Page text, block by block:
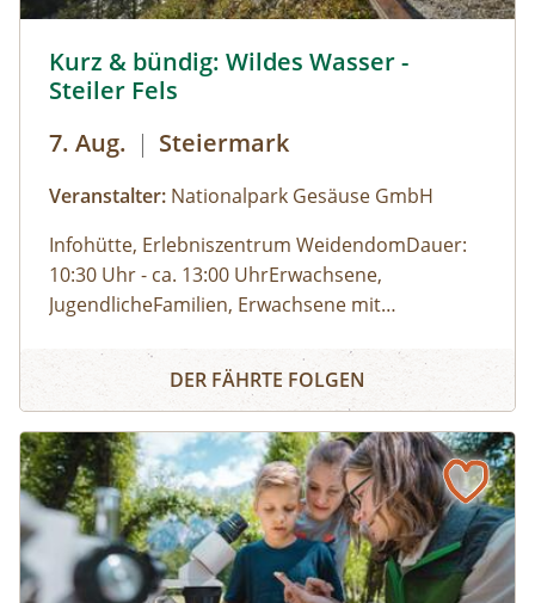
Kurz & bündig: Wildes Wasser -
Steiler Fels
7. Aug. | Steiermark
Veranstalter: Nationalpark Gesäuse GmbH
Infohütte, Erlebniszentrum WeidendomDauer:
10:30 Uhr - ca. 13:00 UhrErwachsene,
JugendlicheFamilien, Erwachsene mit
WanderungGehdistanz: 7 kmHöhenmeter: 80
hm Teilnahme kostenlosWetterfeste Kleidung,
Bedarf
Johnsbach im Nationalpark Bahnhof (ÖBB)
Kurz & bündig: Wildes Wasser - Steiler Fels
DER FÄHRTE FOLGEN